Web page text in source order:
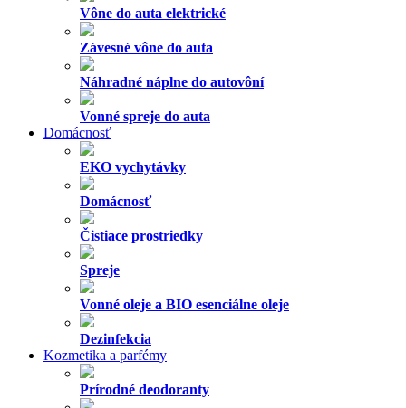
Vône do auta elektrické
Závesné vône do auta
Náhradné náplne do autovôní
Vonné spreje do auta
Domácnosť
EKO vychytávky
Domácnosť
Čistiace prostriedky
Spreje
Vonné oleje a BIO esenciálne oleje
Dezinfekcia
Kozmetika a parfémy
Prírodné deodoranty